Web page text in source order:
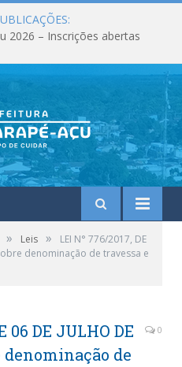
2026 – Inscrições abertas
» Leis »
LEI N° 776/2017, DE
denominação de travessa e
06 DE JULHO DE
denominação de
0